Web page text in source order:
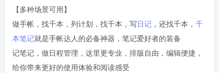
【多种场景可用】
做手帐，找千本，列计划，找千本，写日记 ，还找千本， 千
本笔记就是手帐达人的必备神器，笔记爱好者的装备
记笔记，做日程管理，这里更专业，排版自由，编辑便捷，
给你带来更好的使用体验和阅读感受